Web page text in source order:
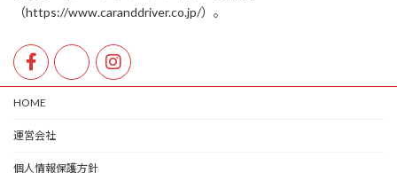
（https://www.caranddriver.co.jp/）。
HOME
運営会社
個人情報保護方針